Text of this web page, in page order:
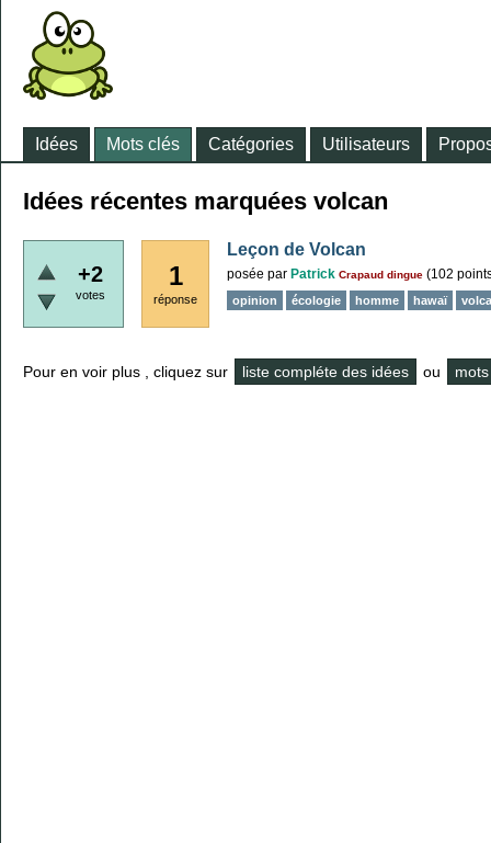
Idées Mots clés Catégories Utilisateurs
Idées récentes marquées volcan
+2
votes
1
réponse
Leçon de Volcan
posée par Patrick Crapaud dingue (102
opinion écologie homme hawaï
Pour en voir plus , cliquez sur liste compléte des idées ou